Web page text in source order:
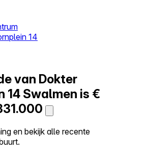
14
van Dokter
14 Swalmen is €
en bekijk alle recente